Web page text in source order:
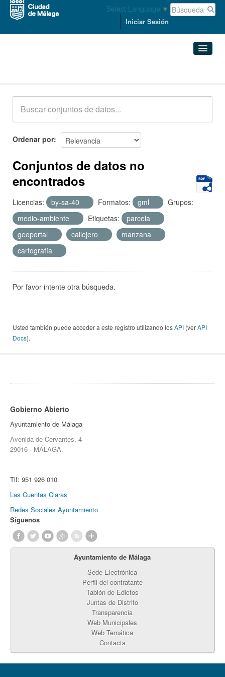
Select Language ▼
Iniciar Sesión
Acerca de
Ordenar por
Conjuntos de datos no
encontrados
Licencias: by-sa-40 Formatos: gml
Grupos:
medio-ambiente
Etiquetas:
parcela
geoportal
callejero
manzana
cartografía
Por favor intente otra búsqueda.
Usted también puede acceder a este registro utilizando losAPI (verAPI
Docs).
Gobierno Abierto
Ayuntamiento de Málaga
Avenida de Cervantes, 4
29016 - MÁLAGA.
Tlf: 951 926 010
Las Cuentas Claras
Redes Sociales Ayuntamiento
Síguenos
Ayuntamiento de Málaga
Sede Electrónica
Perfil del contratante
Tablón de Edictos
Juntas de Distrito
Transparencia
Web Municipales
Web Temática
Contacta